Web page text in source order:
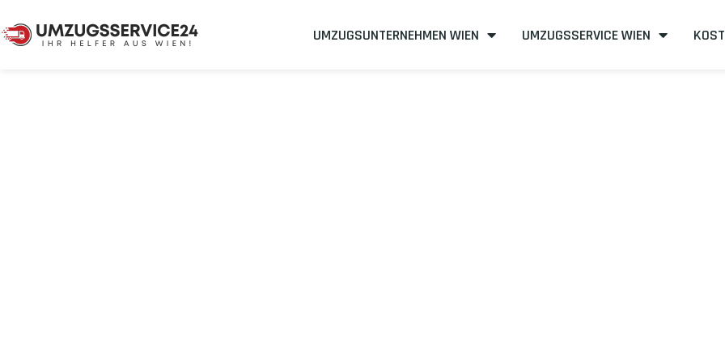
UMZUGSUNTERNEHMEN WIEN UMZUGSSERVICE WIEN